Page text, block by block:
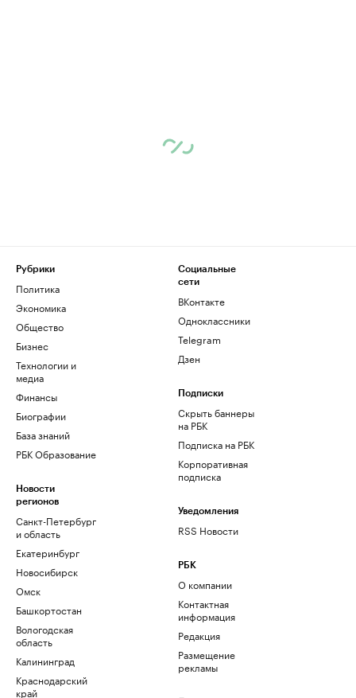
Рубрики
Политика
Экономика
Общество
Бизнес
Технологии и
медиа
Финансы
Биографии
База знаний
РБК Образование
Новости
регионов
Санкт-Петербург
и область
Екатеринбург
Новосибирск
Омск
Башкортостан
Вологодская
область
Калининград
Краснодарский
край
Социальные
сети
ВКонтакте
Одноклассники
Telegram
Дзен
Подписки
Скрыть баннеры
на РБК
Подписка на РБК
Корпоративная
подписка
Уведомления
RSS Новости
РБК
О компании
Контактная
информация
Редакция
Размещение
рекламы